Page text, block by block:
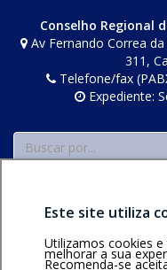
Conselho Regional
Av Fernando Correa
311,
Telefone/fax
Expediente:
Buscar
Este site utiliza
Utilizamos cookies
melhorar a sua
Recomenda-se